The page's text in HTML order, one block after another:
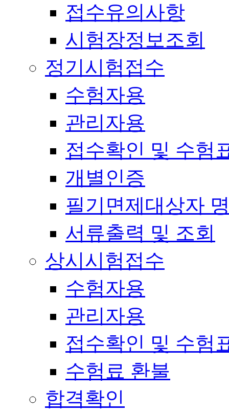
접수유의사항
시험장정보조회
정기시험접수
수험자용
관리자용
접수확인 및 수험
개별인증
필기면제대상자
서류출력 및 조회
상시시험접수
수험자용
관리자용
접수확인 및 수험
수험료 환불
합격확인